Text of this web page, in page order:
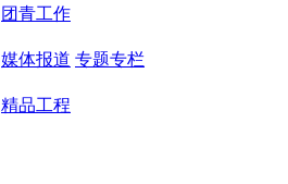
团青工作
媒体报道 专题专栏
精品工程